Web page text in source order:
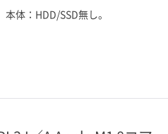
体：HDD/SSD無し。